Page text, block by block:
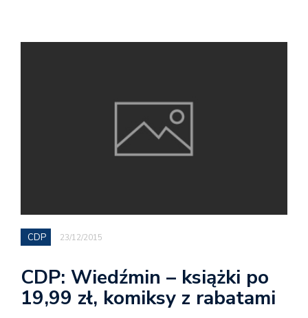
CDP 23/12/2015
CDP: Wiedźmin – książki po
19,99 zł, komiksy z rabatami